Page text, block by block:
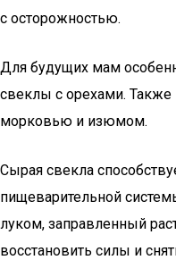
с осторожностью.
Для будущих мам
свеклы с орехами.
морковью и изюмом.
Сырая свекла
пищеварительной
луком, заправленный
восстановить силы и